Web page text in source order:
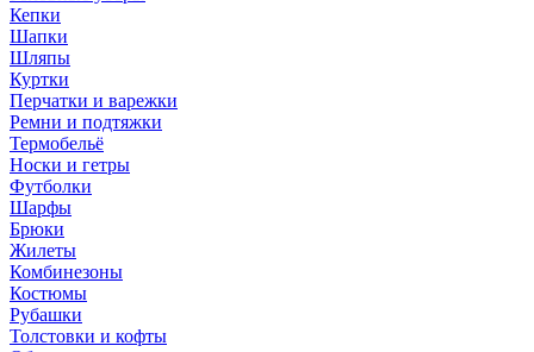
Кепки
Шапки
Шляпы
Куртки
Перчатки и варежки
Ремни и подтяжки
Термобельё
Носки и гетры
Футболки
Шарфы
Брюки
Жилеты
Комбинезоны
Костюмы
Рубашки
Толстовки и кофты